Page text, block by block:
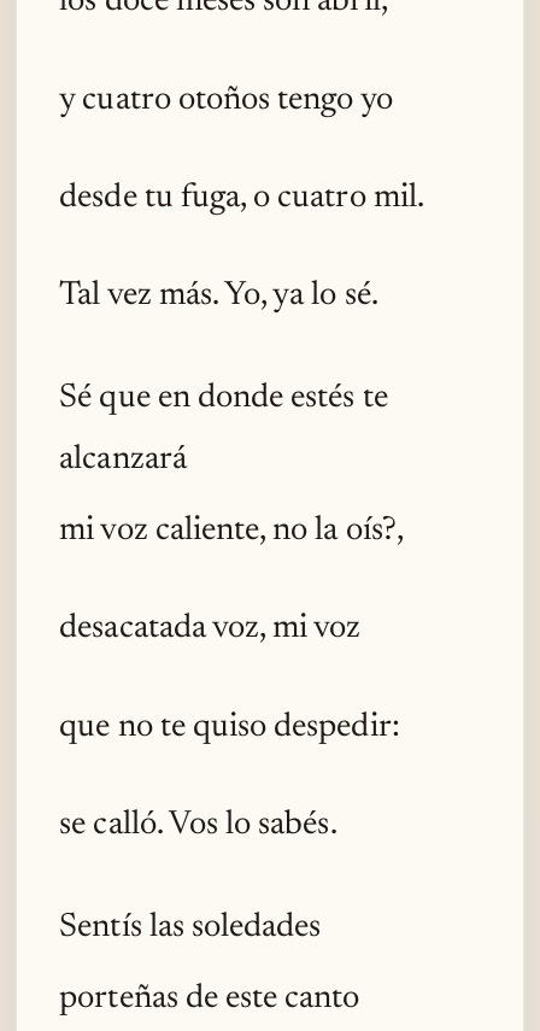
y cuatro otoños tengo yo
desde tu fuga, o cuatro mil.
Tal vez más. Yo, ya lo sé.
Sé que en donde estés te
alcanzará
mi voz caliente, no la oís?,
desacatada voz, mi voz
que no te quiso despedir:
se calló. Vos lo sabés.
Sentís las soledades
porteñas de este canto